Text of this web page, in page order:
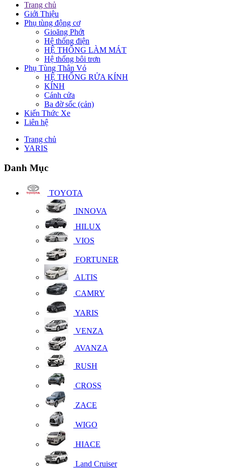
Trang chủ
Giới Thiệu
Phụ tùng động cơ
Gioăng Phớt
Hệ thống điện
HỆ THỐNG LÀM MÁT
Hệ thống bôi trơn
Phụ Tùng Thân Vỏ
HỆ THỐNG RỬA KÍNH
KÍNH
Cánh cửa
Ba đờ sốc (cản)
Kiến Thức Xe
Liên hệ
Trang chủ
YARIS
Danh Mục
TOYOTA
INNOVA
HILUX
VIOS
FORTUNER
ALTIS
CAMRY
YARIS
VENZA
AVANZA
RUSH
CROSS
ZACE
WIGO
HIACE
Land Cruiser